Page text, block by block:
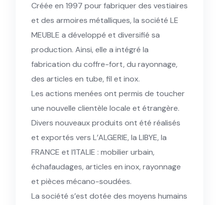
Créée en 1997 pour fabriquer des vestiaires
et des armoires métalliques, la société LE
MEUBLE a développé et diversifié sa
production. Ainsi, elle a intégré la
fabrication du coffre-fort, du rayonnage,
des articles en tube, fil et inox.
Les actions menées ont permis de toucher
une nouvelle clientèle locale et étrangère.
Divers nouveaux produits ont été réalisés
et exportés vers L’ALGERIE, la LIBYE, la
FRANCE et l’ITALIE : mobilier urbain,
échafaudages, articles en inox, rayonnage
et pièces mécano-soudées.
La société s’est dotée des moyens humains